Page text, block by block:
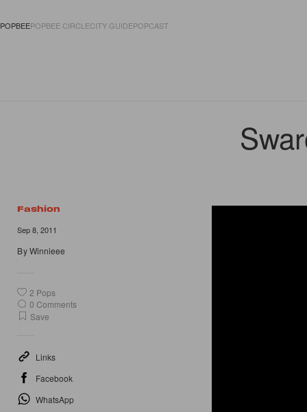
POPBEEPOPBEE CIRCLECITY GUIDEPOPCAST
Fashion
Sep 8, 2011
ByWinnieee
2 Pops
0 Comments
Save
Links
Facebook
WhatsApp